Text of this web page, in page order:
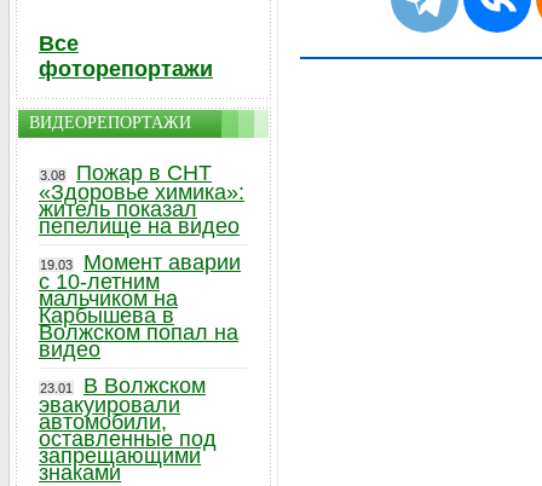
Все
фоторепортажи
ВИДЕОРЕПОРТАЖИ
3.08
Пожар в СНТ
«Здоровье химика»:
житель показал
пепелище на видео
19.03
Момент аварии
с 10-летним
мальчиком на
Карбышева в
Волжском попал на
видео
23.01
В Волжском
эвакуировали
автомобили,
оставленные под
запрещающими
знаками